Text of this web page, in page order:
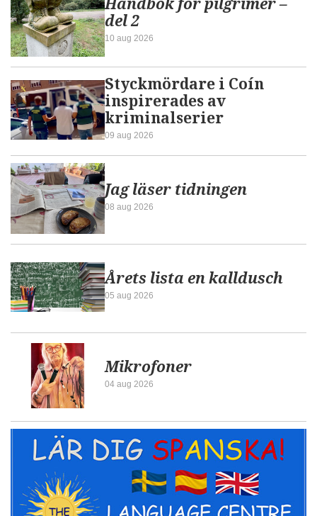
Handbok för pilgrimer –
del 2
10 aug 2026
Styckmördare i Coín
inspirerades av
kriminalserier
09 aug 2026
Jag läser tidningen
08 aug 2026
Årets lista en kalldusch
05 aug 2026
Mikrofoner
04 aug 2026